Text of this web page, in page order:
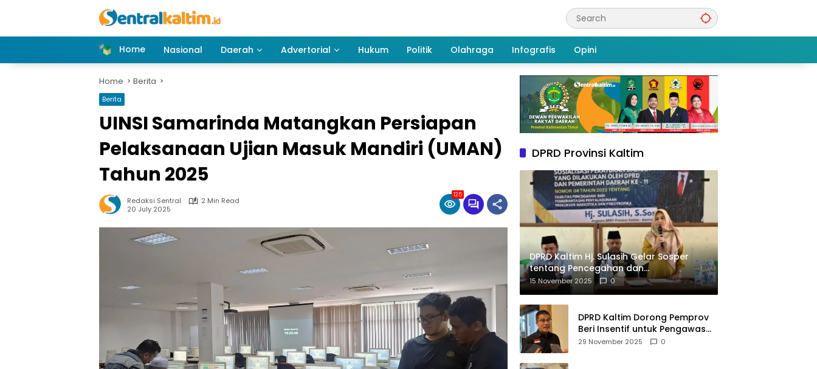
Home
Nasional Daerah Advertorial Hukum Politik Olahraga Infografis Opini
Home Berita
Berita
UINSI Samarinda Matangkan Persiapan
Pelaksanaan Ujian Masuk Mandiri (UMAN)
Tahun 2025
Redaksi Sentral
2 Min Read
20 July 2025
125
DPRD Provinsi Kaltim
DPRD Kaltim Hj. Sulasih Gelar Sosper
tentang Pencegahan dan
Pemberantasan NAPZA
15 November 2025 0
DPRD Kaltim Dorong Pemprov
Beri Insentif untuk Pengawas
Madrasah dan Pendidikan
29 November 2025 0